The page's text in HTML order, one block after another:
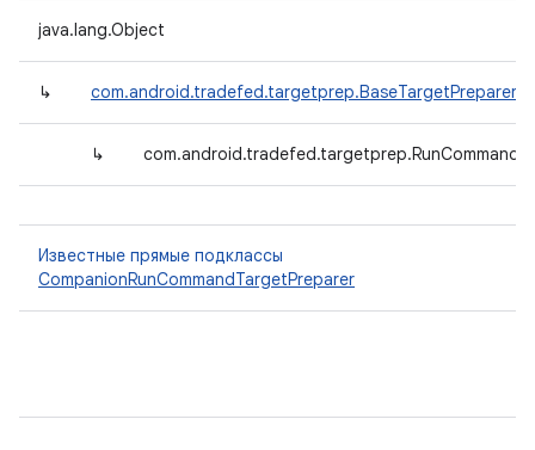
java.lang.Object
↳ com.android.tradefed.targetprep.BaseTargetPreparer
↳
Известные прямые подклассы
CompanionRunCommandTargetPreparer